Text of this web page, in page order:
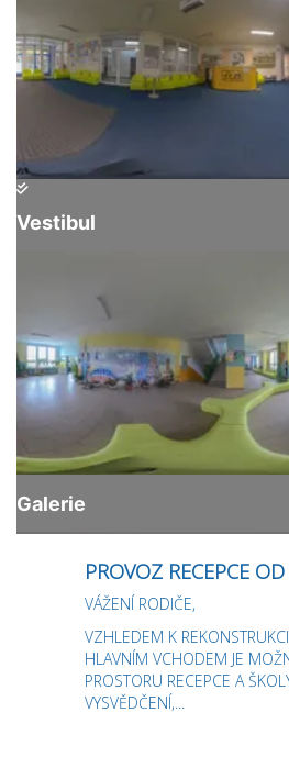
PROVOZ RECEPCE
VÁŽENÍ RODIČE,
VZHLEDEM K
HLAVNÍM VCHODEM JE
PROSTORU RECEPCE A
VYSVĚDČENÍ,...